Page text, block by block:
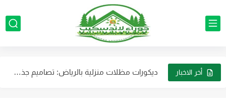
أخر الاخبار
تنسيق حدائق احواض زرع بالرياض لتوفير مساحة وتضفي لمسة جمالية...
تصميم الأحواض الزراعية الرياض: حول فناء منزلك إلى واحة غناء...